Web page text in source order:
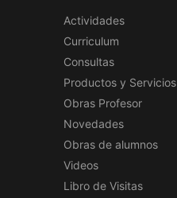
Actividades
Curriculum
Consultas
Productos y Servicios
Obras Profesor
Novedades
Obras de alumnos
Videos
Libro de Visitas